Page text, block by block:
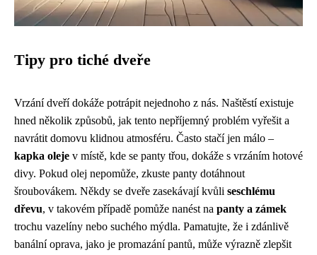
Tipy pro tiché dveře
Vrzání dveří dokáže potrápit nejednoho z nás. Naštěstí existuje
hned několik způsobů, jak tento nepříjemný problém vyřešit a
navrátit domovu klidnou atmosféru. Často stačí jen málo –
kapka oleje v místě, kde se panty třou, dokáže s vrzáním hotové
divy. Pokud olej nepomůže, zkuste panty dotáhnout
šroubovákem. Někdy se dveře zasekávají kvůli seschlému
dřevu, v takovém případě pomůže nanést na panty a zámek
trochu vazelíny nebo suchého mýdla. Pamatujte, že i zdánlivě
banální oprava, jako je promazání pantů, může výrazně zlepšit